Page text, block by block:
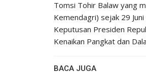
Tomsi Tohir Balaw yang
Kemendagri) sejak 29
Keputusan Presiden
Kenaikan Pangkat dan
BACA JUGA